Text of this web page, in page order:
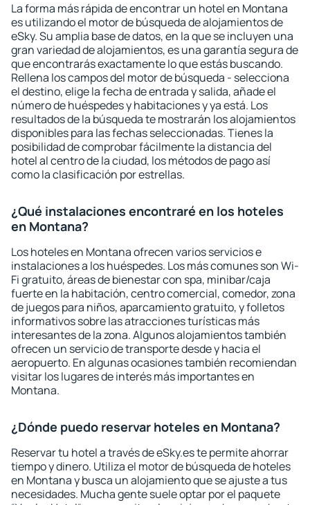
La forma más rápida de encontrar un hotel en Montana
es utilizando el motor de búsqueda de alojamientos de
eSky. Su amplia base de datos, en la que se incluyen una
gran variedad de alojamientos, es una garantía segura de
que encontrarás exactamente lo que estás buscando.
Rellena los campos del motor de búsqueda - selecciona
el destino, elige la fecha de entrada y salida, añade el
número de huéspedes y habitaciones y ya está. Los
resultados de la búsqueda te mostrarán los alojamientos
disponibles para las fechas seleccionadas. Tienes la
posibilidad de comprobar fácilmente la distancia del
hotel al centro de la ciudad, los métodos de pago así
como la clasificación por estrellas.
¿Qué instalaciones encontraré en los hoteles
en Montana?
Los hoteles en Montana ofrecen varios servicios e
instalaciones a los huéspedes. Los más comunes son Wi-
Fi gratuito, áreas de bienestar con spa, minibar/caja
fuerte en la habitación, centro comercial, comedor, zona
de juegos para niños, aparcamiento gratuito, y folletos
informativos sobre las atracciones turísticas más
interesantes de la zona. Algunos alojamientos también
ofrecen un servicio de transporte desde y hacia el
aeropuerto. En algunas ocasiones también recomiendan
visitar los lugares de interés más importantes en
Montana.
¿Dónde puedo reservar hoteles en Montana?
Reservar tu hotel a través de eSky.es te permite ahorrar
tiempo y dinero. Utiliza el motor de búsqueda de hoteles
en Montana y busca un alojamiento que se ajuste a tus
necesidades. Mucha gente suele optar por el paquete